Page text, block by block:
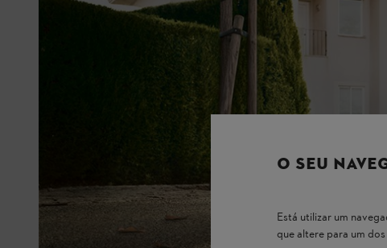
O SEU
Está utilizar um
que altere para um